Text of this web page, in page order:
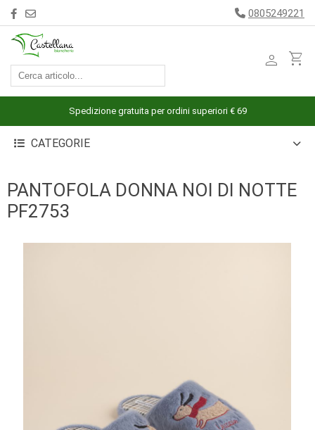
ACCESSORI
ARREDAMENTO
BIANCHERIA
CUCINA
INTIMO
0805249221
person shopping_cart
Spedizione gratuita per ordini superiori € 69
CATEGORIE
PANTOFOLA DONNA NOI DI NOTTE
PF2753